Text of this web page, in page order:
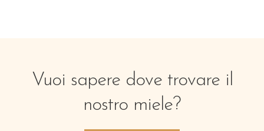
Vuoi sapere dove trovare il
nostro miele?